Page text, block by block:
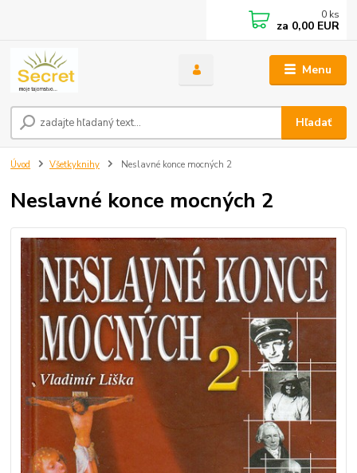
Menu
Hľadať
0 ks
za 0,00 EUR
Úvod Všetkyknihy Neslavné konce mocných 2
Neslavné konce mocných 2